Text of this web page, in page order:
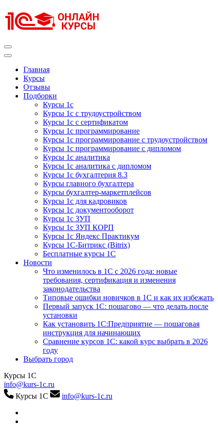
к
содержимому
Главная
Курсы
Отзывы
Подборки
Курсы 1с
Курсы 1с с трудоустройством
Курсы 1с с сертификатом
Курсы 1с программирование
Курсы 1с программирование с трудоустройством
Курсы 1с программирование с дипломом
Курсы 1с аналитика
Курсы 1с аналитика с дипломом
Курсы 1с бухгалтерия 8.3
Курсы главного бухгалтера
Курсы бухгалтер-маркетплейсов
Курсы 1с для кадровиков
Курсы 1с документооборот
Курсы 1с ЗУП
Курсы 1с ЗУП КОРП
Курсы 1с Яндекс Практикум
Курсы 1С-Битрикс (Bitrix)
Бесплатные курсы 1С
Новости
Что изменилось в 1С с 2026 года: новые
требования, сертификация и изменения
законодательства
Типовые ошибки новичков в 1С и как их избежать
Первый запуск 1С: пошагово — что делать после
установки
Как установить 1С:Предприятие — пошаговая
инструкция для начинающих
Сравнение курсов 1С: какой курс выбрать в 2026
году
Выбрать город
Курсы 1С
info@kurs-1c.ru
Курсы 1С
info@kurs-1c.ru